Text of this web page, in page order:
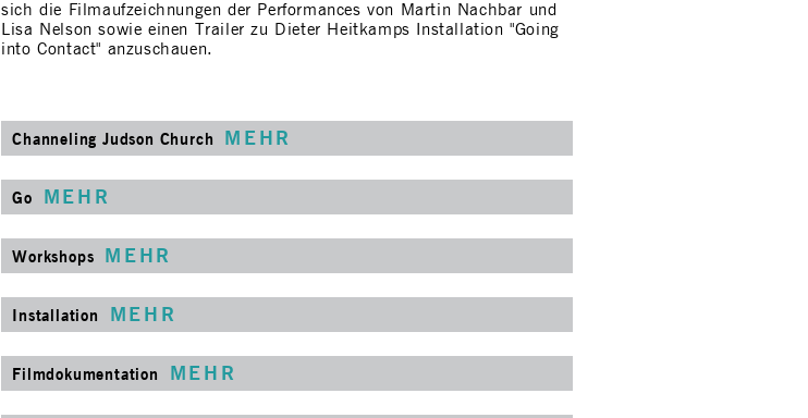
sich die Filmaufzeichnungen der Performances von Martin Nachbar und
Lisa Nelson sowie einen Trailer zu Dieter Heitkamps Installation "Going
into Contact" anzuschauen.
Channeling Judson Church MEHR
Go MEHR
Workshops MEHR
Installation MEHR
Filmdokumentation MEHR